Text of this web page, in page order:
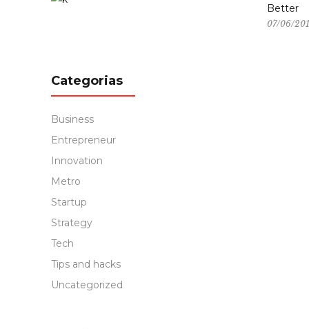
Better
07/06/
Categorias
Business
Entrepreneur
Innovation
Metro
Startup
Strategy
Tech
Tips and hacks
Uncategorized